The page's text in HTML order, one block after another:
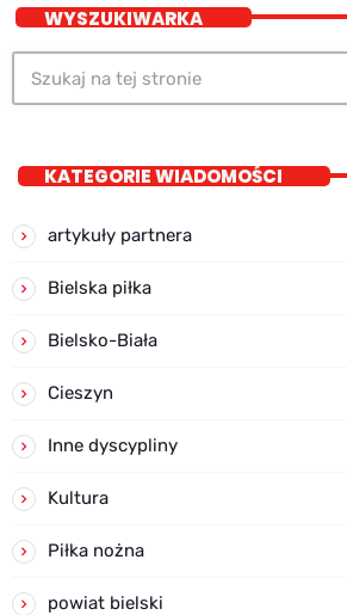
WYSZUKIWARKA
KATEGORIE WIADOMOŚCI
artykuły partnera
Bielska piłka
Bielsko-Biała
Cieszyn
Inne dyscypliny
Kultura
Piłka nożna
powiat bielski